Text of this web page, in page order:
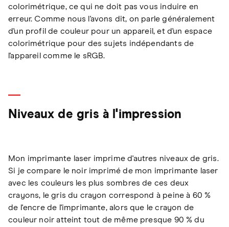
colorimétrique, ce qui ne doit pas vous induire en
erreur. Comme nous l'avons dit, on parle généralement
d'un profil de couleur pour un appareil, et d'un espace
colorimétrique pour des sujets indépendants de
l'appareil comme le sRGB.
Niveaux de gris à l'impression
Mon imprimante laser imprime d'autres niveaux de gris.
Si je compare le noir imprimé de mon imprimante laser
avec les couleurs les plus sombres de ces deux
crayons, le gris du crayon correspond à peine à 60 %
de l'encre de l'imprimante, alors que le crayon de
couleur noir atteint tout de même presque 90 % du